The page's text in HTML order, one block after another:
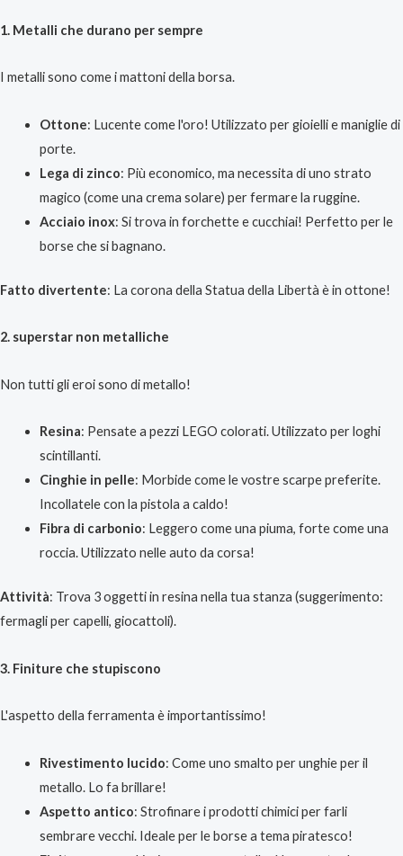
1. Metalli che durano per sempre
I metalli sono come i mattoni della borsa.
Ottone: Lucente come l'oro! Utilizzato per gioielli e maniglie di
porte.
Lega di zinco: Più economico, ma necessita di uno strato
magico (come una crema solare) per fermare la ruggine.
Acciaio inox: Si trova in forchette e cucchiai! Perfetto per le
borse che si bagnano.
Fatto divertente: La corona della Statua della Libertà è in ottone!
2. superstar non metalliche
Non tutti gli eroi sono di metallo!
Resina: Pensate a pezzi LEGO colorati. Utilizzato per loghi
scintillanti.
Cinghie in pelle: Morbide come le vostre scarpe preferite.
Incollatele con la pistola a caldo!
Fibra di carbonio: Leggero come una piuma, forte come una
roccia. Utilizzato nelle auto da corsa!
Attività: Trova 3 oggetti in resina nella tua stanza (suggerimento:
fermagli per capelli, giocattoli).
3. Finiture che stupiscono
L'aspetto della ferramenta è importantissimo!
Rivestimento lucido: Come uno smalto per unghie per il
metallo. Lo fa brillare!
Aspetto antico: Strofinare i prodotti chimici per farli
sembrare vecchi. Ideale per le borse a tema piratesco!